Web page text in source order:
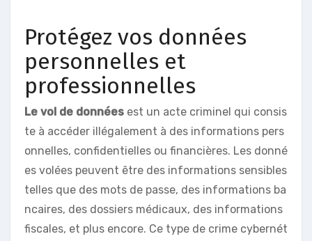
Protégez vos données
personnelles et
professionnelles
Le vol de données est un acte criminel qui consis
te à accéder illégalement à des informations pers
onnelles, confidentielles ou financières. Les donné
es volées peuvent être des informations sensibles
telles que des mots de passe, des informations ba
ncaires, des dossiers médicaux, des informations
fiscales, et plus encore. Ce type de crime cybernét